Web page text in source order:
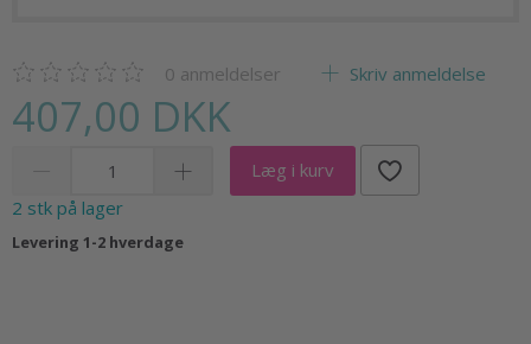
0 anmeldelser Skriv anmeldelse
407,00 DKK
Læg i kurv
2 stk på lager
Levering 1-2 hverdage